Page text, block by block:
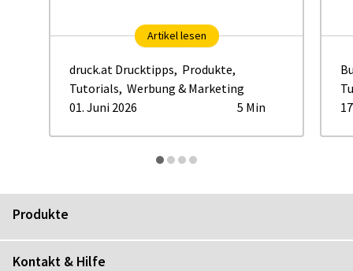
Artikel lesen
druck.at Drucktipps, Produkte,
Tutorials, Werbung & Marketing
01. Juni 2026
5 Min
Produkte
Kontakt & Hilfe